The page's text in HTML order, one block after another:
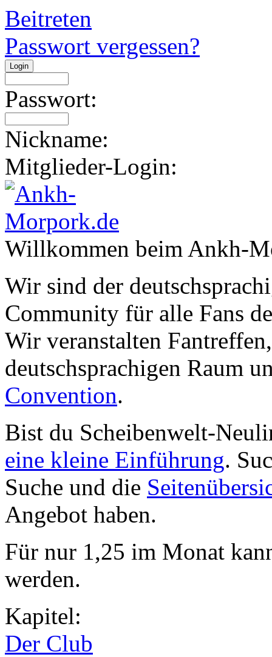
Beitreten
Passwort vergessen?
Passwort:
Nickname:
Mitglieder-Login:
Willkommen beim Ankh-
Wir sind der
Community für alle Fans
Wir veranstalten
deutschsprachigen Raum
Convention.
Bist du Scheibenwelt-
eine kleine Einführung.
Suche und die
Angebot haben.
Für nur 1,25 im Monat
werden.
Kapitel:
Der Club